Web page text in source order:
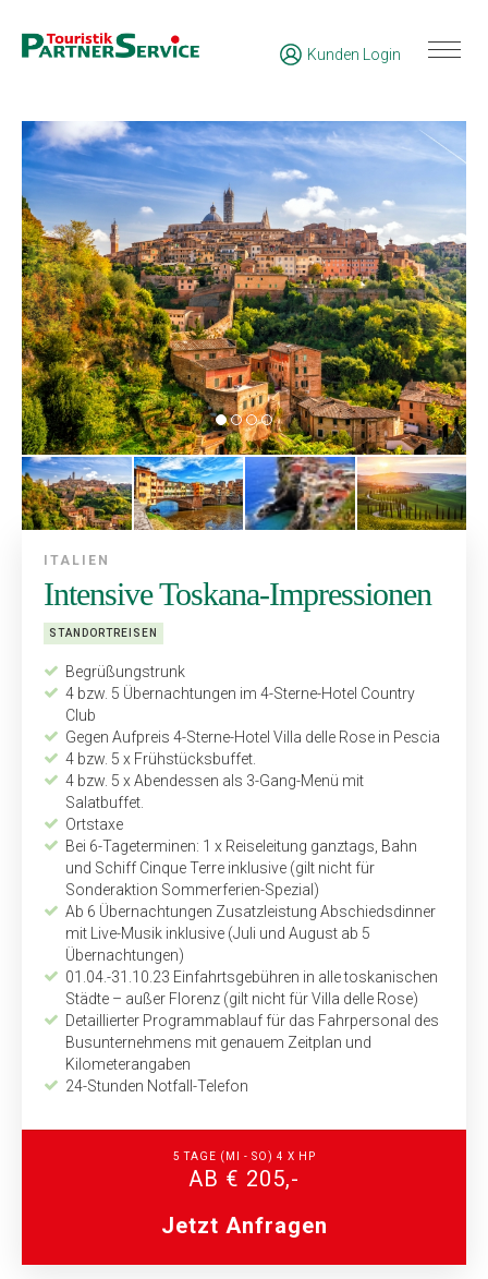
Kunden Login
ITALIEN
Intensive Toskana-Impressionen
STANDORTREISEN
Begrüßungstrunk
4 bzw. 5 Übernachtungen im 4-Sterne-Hotel Country
Club
Gegen Aufpreis 4-Sterne-Hotel Villa delle Rose in Pescia
4 bzw. 5 x Frühstücksbuffet.
4 bzw. 5 x Abendessen als 3-Gang-Menü mit
Salatbuffet.
Ortstaxe
Bei 6-Tageterminen: 1 x Reiseleitung ganztags, Bahn
und Schiff Cinque Terre inklusive (gilt nicht für
Sonderaktion Sommerferien-Spezial)
Ab 6 Übernachtungen Zusatzleistung Abschiedsdinner
mit Live-Musik inklusive (Juli und August ab 5
Übernachtungen)
01.04.-31.10.23 Einfahrts­gebühren in alle toskanischen
Städte – außer Florenz (gilt nicht für Villa delle Rose)
Detaillierter Programmablauf für das Fahrpersonal des
Bus­unternehmens mit genauem Zeitplan und
Kilometerangaben
24-Stunden Notfall-Telefon
5 TAGE (MI - SO) 4 X HP
AB € 205,-
Jetzt Anfragen